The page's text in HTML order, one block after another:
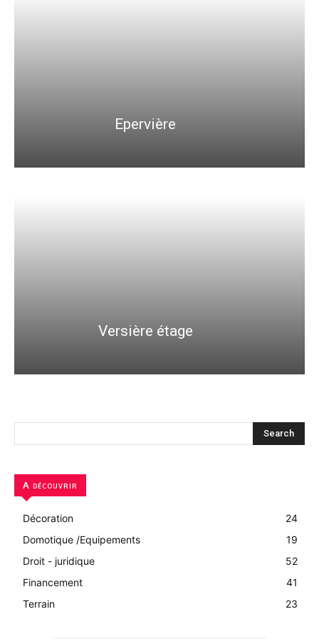
Epervière
Versière étage
Search
A découvrir
Décoration
24
Domotique /Equipements
19
Droit - juridique
52
Financement
41
Terrain
23